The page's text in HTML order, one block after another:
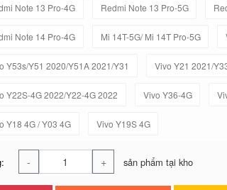
Note 13 Pro-4G Redmi Note 13 Pro-5G
Note 14 Pro-4G Mi 14T-5G/ Mi 14T Pro-5G
Y53s/Y51 2020/Y51A 2021/Y31 Vivo Y21 2021/
Y22S-4G 2022/Y22-4G 2022 Vivo Y36-4G
Y18 4G / Y03 4G Vivo Y19S 4G
- + sản phẩm tại kho